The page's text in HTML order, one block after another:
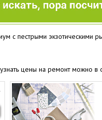
с пестрыми экзотическими
цены на ремонт можно